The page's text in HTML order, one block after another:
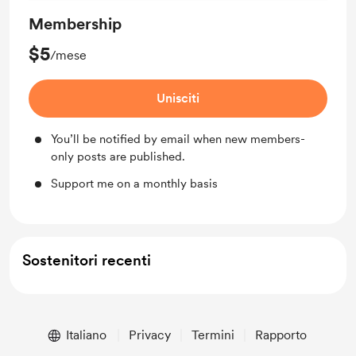
Membership
$5/mese
Unisciti
You’ll be notified by email when new members-
only posts are published.
Support me on a monthly basis
Sostenitori recenti
Italiano Privacy Termini Rapporto